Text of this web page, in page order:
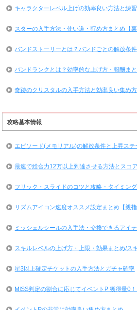
キャラクターレベル上げの効率良い方法と練
スターの入手方法・使い道・貯め方まとめ【裏
バンドストーリーとは？バンドごとの解放条
バンドランクとは？効率的な上げ方・報酬ま
奇跡のクリスタルの入手方法と効率良い集め方
攻略基本情報
エピソード(メモリアル)の解放条件と上昇ス
最速で総合力12万以上到達させる方法とスコ
フリック・スライドのコツと攻略・タイミン
リズムアイコン速度オススメ設定まとめ【親指
ミッシェルシールの入手法・交換できるアイ
スキルレベルの上げ方・上限・効果まとめ/ス
星3以上確定チケットの入手方法とガチャ確率
MISS判定の割合に応じてイベントP 獲得量0！